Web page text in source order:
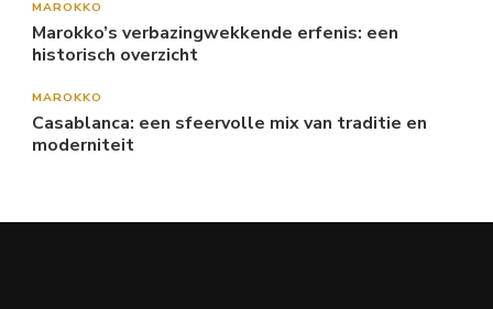
MAROKKO
Marokko’s verbazingwekkende erfenis: een
historisch overzicht
MAROKKO
Casablanca: een sfeervolle mix van traditie en
moderniteit